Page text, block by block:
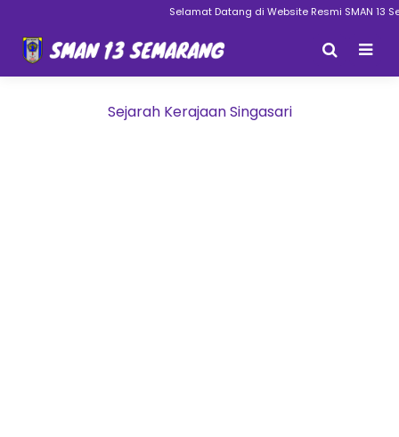
Selamat Datang di Website Resmi SMAN 13
Sejarah Kerajaan Singasari